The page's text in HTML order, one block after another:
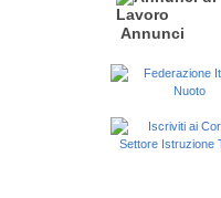
Annunci